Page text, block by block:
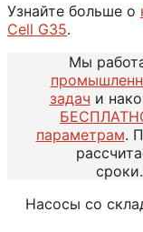
Узнайте больше о
Cell G35.
Мы
задач и
параметрам.
сроки.
Насосы со